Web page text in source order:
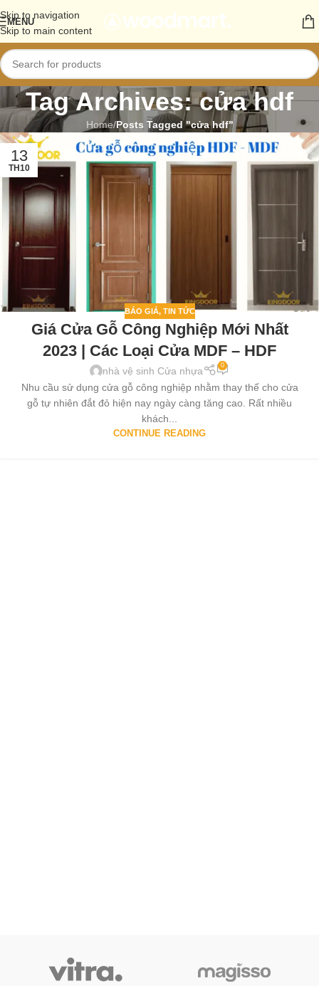
Skip to navigation
Skip to main content
MENU
Tag Archives: cửa hdf
Home/Posts Tagged "cửa hdf"
13
TH10
BÁO GIÁ, TIN TỨC
Giá Cửa Gỗ Công Nghiệp Mới Nhất
2023 | Các Loại Cửa MDF – HDF
nhà vệ sinh Cửa nhựa 0
Nhu cầu sử dụng cửa gỗ công nghiệp nhằm thay thế cho cửa
gỗ tự nhiên đắt đỏ hiện nay ngày càng tăng cao. Rất nhiều
khách...
CONTINUE READING